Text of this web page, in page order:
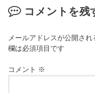
コメントを残
メールアドレスが公開され
欄は必須項目です
コメント ※